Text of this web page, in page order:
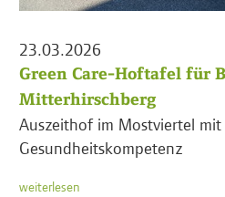
23.03.2026
Green Care-Hoftafel für
Mitterhirschberg
Auszeithof im Mostviertel
Gesundheitskompetenz
weiterlesen